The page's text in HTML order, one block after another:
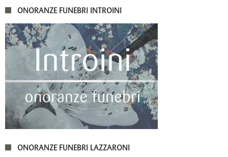
ONORANZE FUNEBRI INTROINI
ONORANZE FUNEBRI LAZZARONI